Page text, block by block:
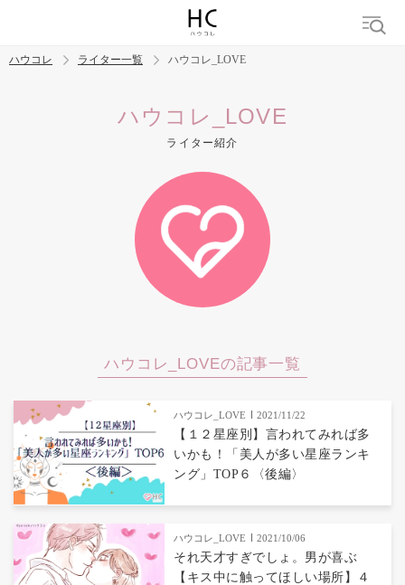
カップル 男の本音
ハウコレ ライター一覧 ハウコレ_LOVE
ハウコレ_LOVE
ライター紹介
ハウコレ_LOVEの記事一覧
ハウコレ_LOVE 2021/11/22
【１２星座別】言われてみれば多
いかも！「美人が多い星座ランキ
ング」TOP６〈後編〉
ハウコレ_LOVE 2021/10/06
それ天才すぎでしょ。男が喜ぶ
【キス中に触ってほしい場所】４